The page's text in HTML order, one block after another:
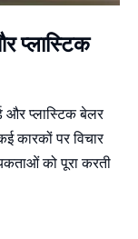
प्लास्टिक
और प्लास्टिक बेलर
कारकों पर विचार
को पूरा करती